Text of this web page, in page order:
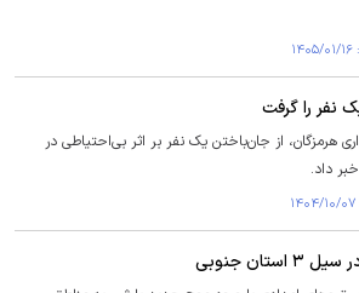
نفر را گرفت
هرمزگان، از جان‌باختن یک نفر بر اثر بی‌احتیاطی در
داد.
جنوبی